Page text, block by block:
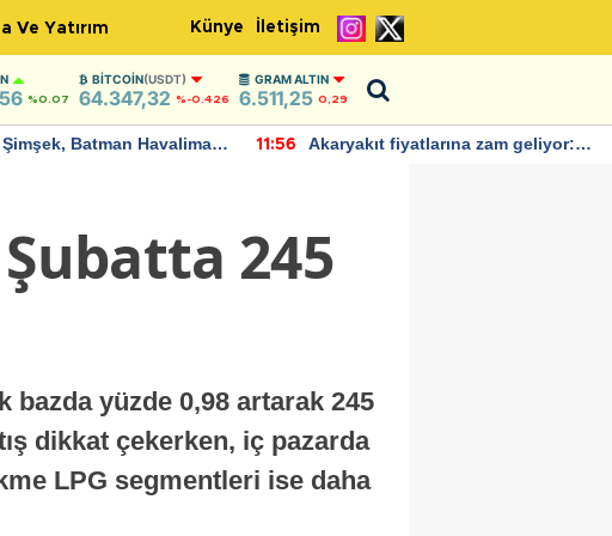
Ve Yatırım Künye İletişim
%0.07
BITCOIN(USDT)
64.347,32 %-0.426
GRAM ALTIN
6.511,25 0,29
Batman Havalimanı
11:56
Akaryakıt fiyatlarına zam geliyor:
Şubatta 245
bazda yüzde 0,98 artarak 245
dikkat çekerken, iç pazarda
LPG segmentleri ise daha